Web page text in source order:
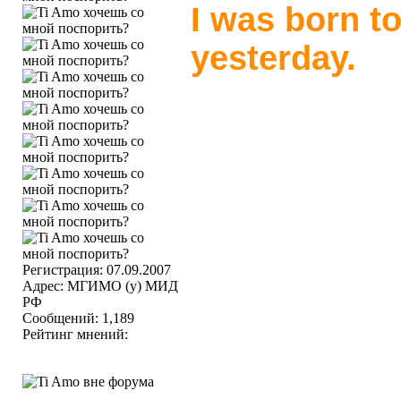
Регистрация: 07.09.2007
Адрес: МГИМО (у) МИД
РФ
Сообщений: 1,189
Рейтинг мнений:
I was born
yesterday.